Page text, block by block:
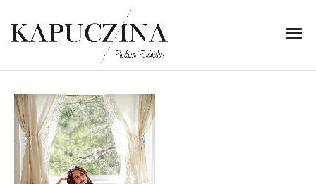
13 lipca 2023
MG_7940-2
Written by